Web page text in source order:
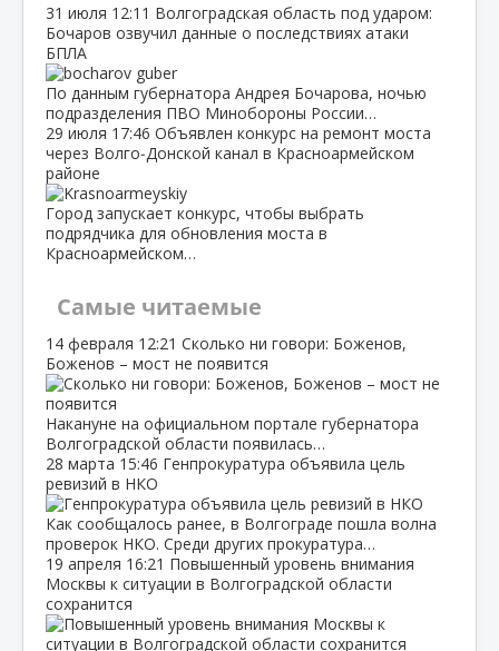
31 июля 12:11 Волгоградская область под ударом:
Бочаров озвучил данные о последствиях атаки
БПЛА
По данным губернатора Андрея Бочарова, ночью
подразделения ПВО Минобороны России…
29 июля 17:46 Объявлен конкурс на ремонт моста
через Волго‑Донской канал в Красноармейском
районе
Город запускает конкурс, чтобы выбрать
подрядчика для обновления моста в
Красноармейском…
Самые читаемые
14 февраля 12:21 Сколько ни говори: Боженов,
Боженов – мост не появится
Накануне на официальном портале губернатора
Волгоградской области появилась…
28 марта 15:46 Генпрокуратура объявила цель
ревизий в НКО
Как сообщалось ранее, в Волгограде пошла волна
проверок НКО. Среди других прокуратура…
19 апреля 16:21 Повышенный уровень внимания
Москвы к ситуации в Волгоградской области
сохранится